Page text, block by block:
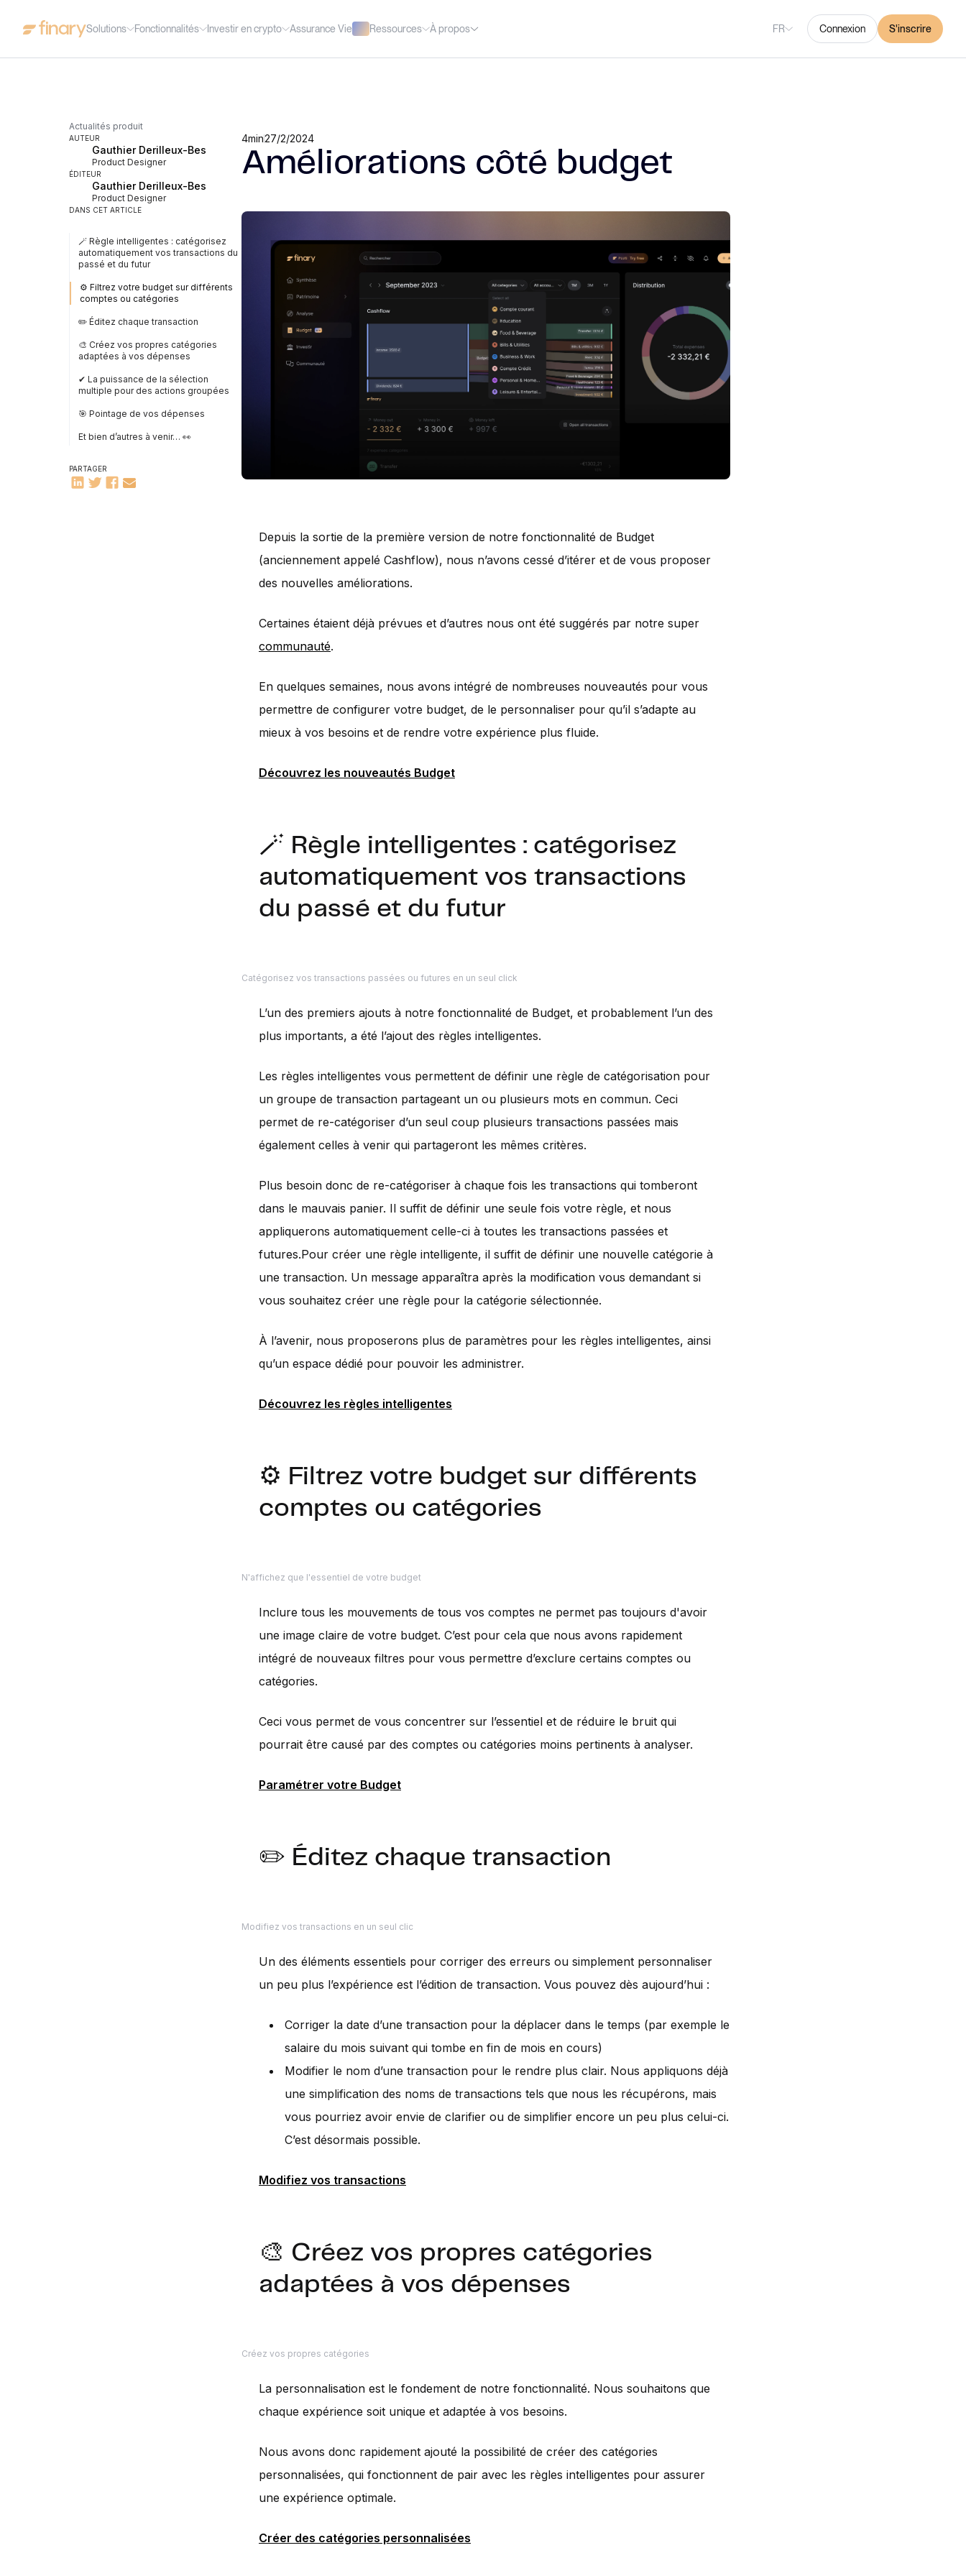
Solutions Fonctionnalités Investir en crypto Assurance Vie Ressources À propos FR Connexion S'inscrire
Actualités produit
AUTEUR
Gauthier Derilleux-Bes
Product Designer
ÉDITEUR
Gauthier Derilleux-Bes
Product Designer
DANS CET ARTICLE
🪄 Règle intelligentes : catégorisez
automatiquement vos transactions du
passé et du futur
⚙️ Filtrez votre budget sur différents
comptes ou catégories
✏️ Éditez chaque transaction
🎨 Créez vos propres catégories
adaptées à vos dépenses
✔ La puissance de la sélection
multiple pour des actions groupées
🎯 Pointage de vos dépenses
Et bien d’autres à venir… 👀
PARTAGER
4min27/2/2024
Améliorations côté budget
Depuis la sortie de la première version de notre fonctionnalité de Budget
(anciennement appelé Cashflow), nous n’avons cessé d’itérer et de vous proposer
des nouvelles améliorations.
Certaines étaient déjà prévues et d’autres nous ont été suggérés par notre super
communauté.
En quelques semaines, nous avons intégré de nombreuses nouveautés pour vous
permettre de configurer votre budget, de le personnaliser pour qu’il s’adapte au
mieux à vos besoins et de rendre votre expérience plus fluide.
Découvrez les nouveautés Budget
🪄 Règle intelligentes : catégorisez
automatiquement vos transactions
du passé et du futur
Catégorisez vos transactions passées ou futures en un seul click
L’un des premiers ajouts à notre fonctionnalité de Budget, et probablement l’un des
plus importants, a été l’ajout des règles intelligentes.
Les règles intelligentes vous permettent de définir une règle de catégorisation pour
un groupe de transaction partageant un ou plusieurs mots en commun. Ceci
permet de re-catégoriser d’un seul coup plusieurs transactions passées mais
également celles à venir qui partageront les mêmes critères.
Plus besoin donc de re-catégoriser à chaque fois les transactions qui tomberont
dans le mauvais panier. Il suffit de définir une seule fois votre règle, et nous
appliquerons automatiquement celle-ci à toutes les transactions passées et
futures.Pour créer une règle intelligente, il suffit de définir une nouvelle catégorie à
une transaction. Un message apparaîtra après la modification vous demandant si
vous souhaitez créer une règle pour la catégorie sélectionnée.
À l’avenir, nous proposerons plus de paramètres pour les règles intelligentes, ainsi
qu’un espace dédié pour pouvoir les administrer.
Découvrez les règles intelligentes
⚙️ Filtrez votre budget sur différents
comptes ou catégories
N'affichez que l'essentiel de votre budget
Inclure tous les mouvements de tous vos comptes ne permet pas toujours d'avoir
une image claire de votre budget. C’est pour cela que nous avons rapidement
intégré de nouveaux filtres pour vous permettre d’exclure certains comptes ou
catégories.
Ceci vous permet de vous concentrer sur l’essentiel et de réduire le bruit qui
pourrait être causé par des comptes ou catégories moins pertinents à analyser.
Paramétrer votre Budget
✏️ Éditez chaque transaction
Modifiez vos transactions en un seul clic
Un des éléments essentiels pour corriger des erreurs ou simplement personnaliser
un peu plus l’expérience est l’édition de transaction. Vous pouvez dès aujourd’hui :
Corriger la date d’une transaction pour la déplacer dans le temps (par exemple le
salaire du mois suivant qui tombe en fin de mois en cours)
Modifier le nom d’une transaction pour le rendre plus clair. Nous appliquons déjà
une simplification des noms de transactions tels que nous les récupérons, mais
vous pourriez avoir envie de clarifier ou de simplifier encore un peu plus celui-ci.
C’est désormais possible.
Modifiez vos transactions
🎨 Créez vos propres catégories
adaptées à vos dépenses
Créez vos propres catégories
La personnalisation est le fondement de notre fonctionnalité. Nous souhaitons que
chaque expérience soit unique et adaptée à vos besoins.
Nous avons donc rapidement ajouté la possibilité de créer des catégories
personnalisées, qui fonctionnent de pair avec les règles intelligentes pour assurer
une expérience optimale.
Créer des catégories personnalisées